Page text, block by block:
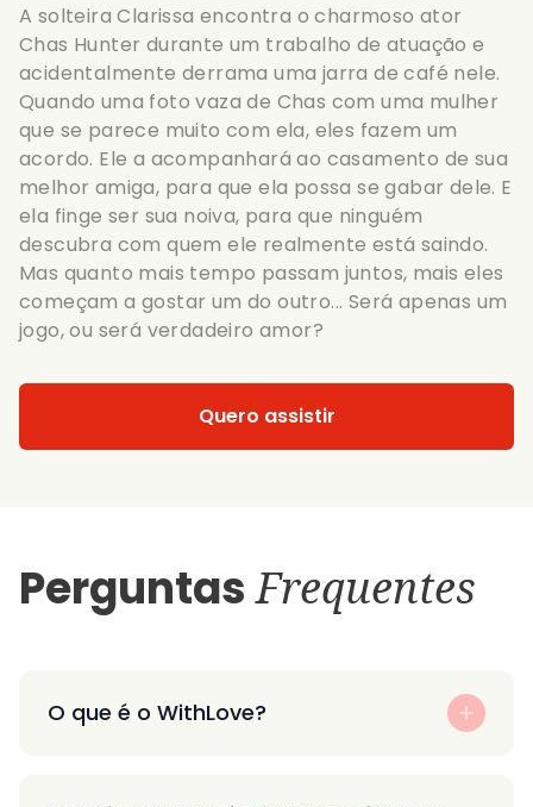
A solteira Clarissa encontra o charmoso ator
Chas Hunter durante um trabalho de atuação e
acidentalmente derrama uma jarra de café nele.
Quando uma foto vaza de Chas com uma mulher
que se parece muito com ela, eles fazem um
acordo. Ele a acompanhará ao casamento de sua
melhor amiga, para que ela possa se gabar dele. E
ela finge ser sua noiva, para que ninguém
descubra com quem ele realmente está saindo.
Mas quanto mais tempo passam juntos, mais eles
começam a gostar um do outro... Será apenas um
jogo, ou será verdadeiro amor?
Quero assistir
PerguntasFrequentes
O que é o WithLove?